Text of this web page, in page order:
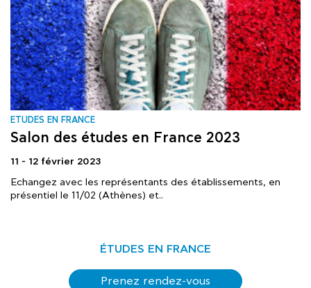
ΕTUDES EN FRANCE
Salon des études en France 2023
11 - 12 février 2023
Echangez avec les représentants des établissements, en
présentiel le 11/02 (Athènes) et..
ÉTUDES EN FRANCE
Prenez rendez-vous